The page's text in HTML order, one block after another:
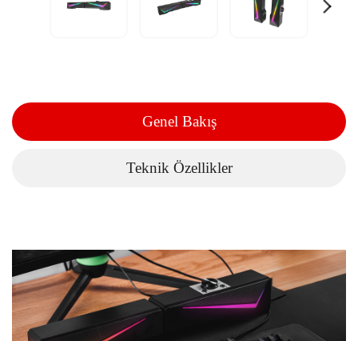
Genel Bakış
Teknik Özellikler